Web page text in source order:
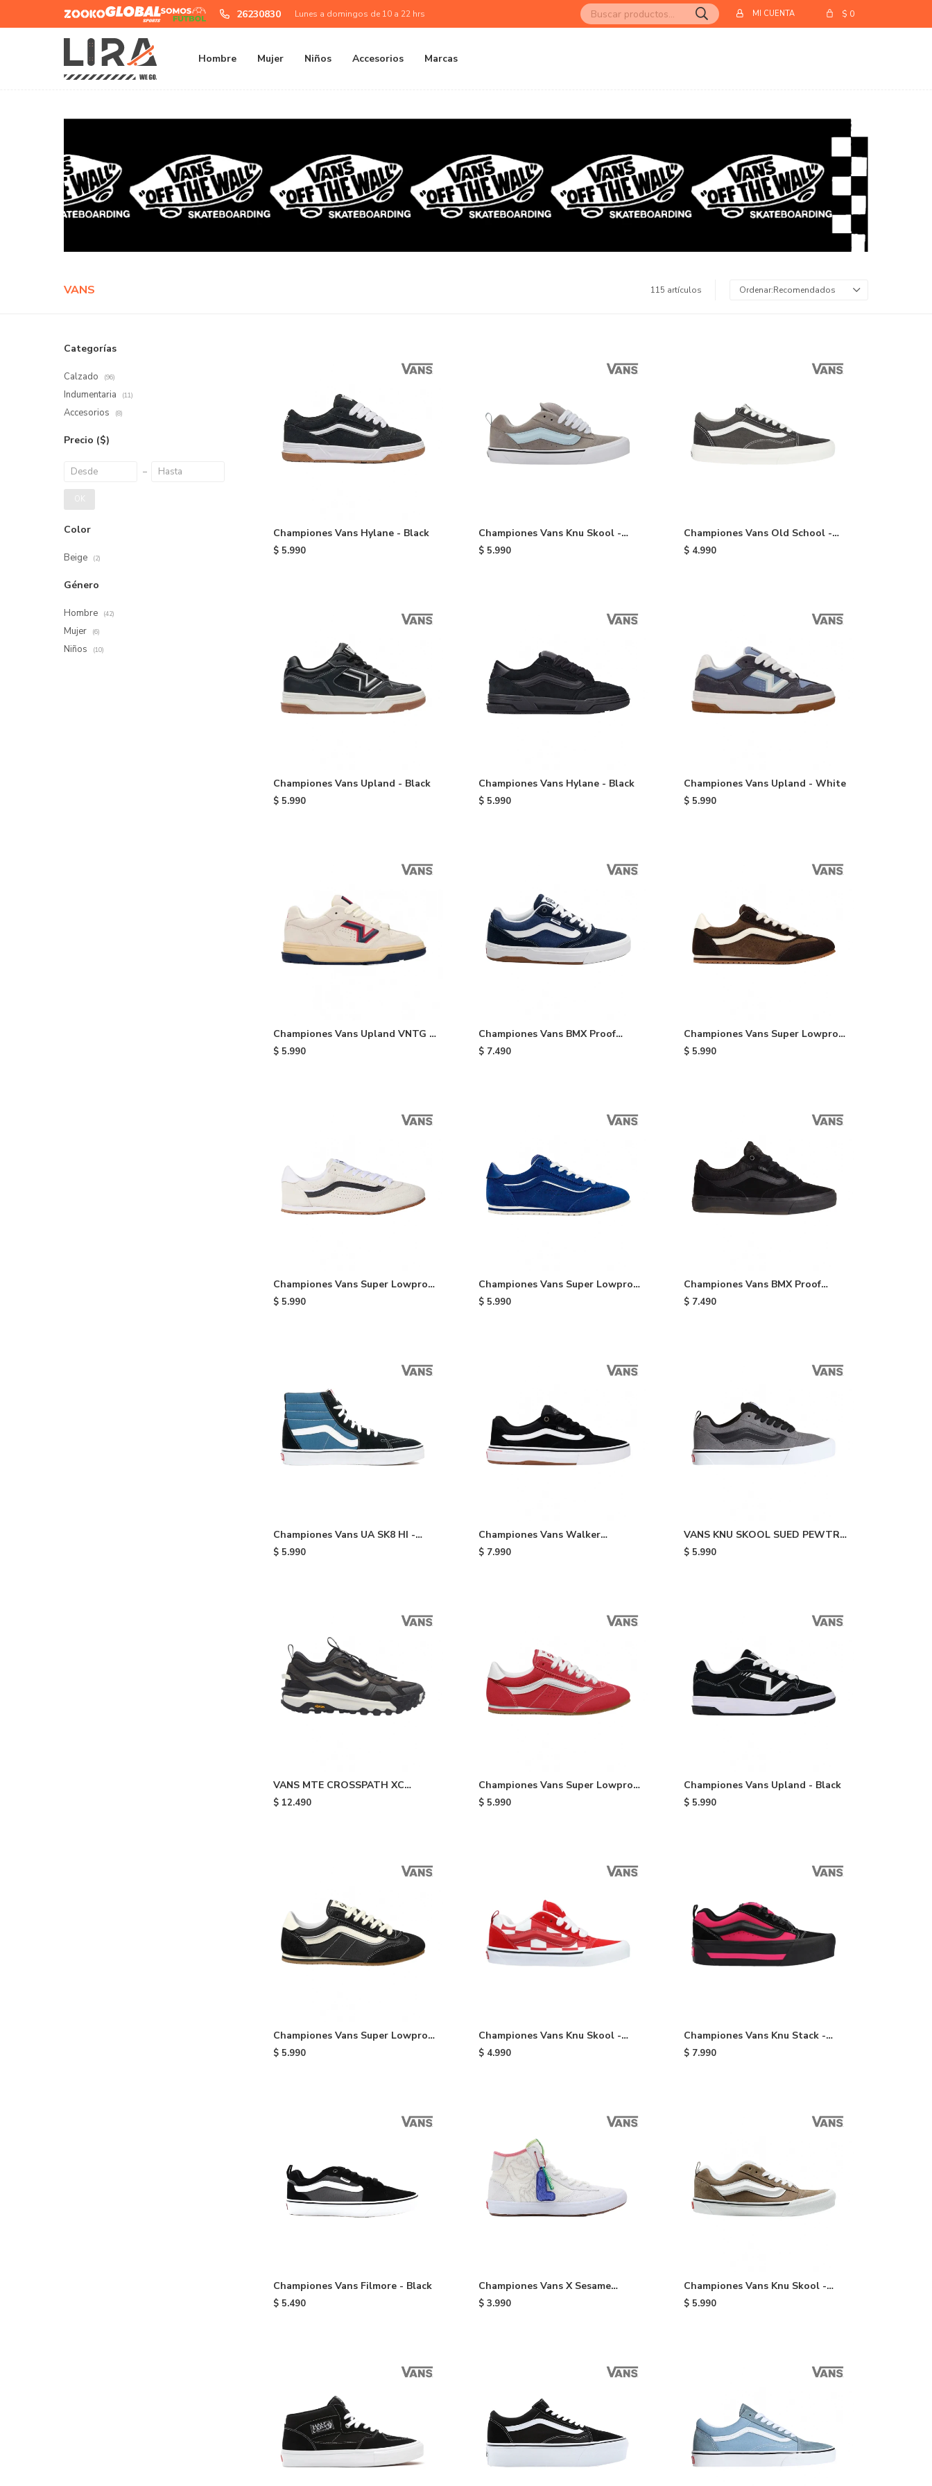
Hombre Mujer Niños Accesorios Marcas
$ 0
Futbol
26230830 Lunes a domingos de 10 a 22 hrs
VANS 115 artículos Recomendados
Championes Vans Hylane - Black
$ 5.990
Championes Vans Knu Skool -
Black
$ 5.990
Championes Vans Old School -
Black
$ 4.990
Championes Vans Upland - Black
$ 5.990
Championes Vans Hylane - Black
$ 5.990
Championes Vans Upland - White
$ 5.990
Championes Vans Upland VNTG -
White
$ 5.990
Championes Vans BMX Proof
Wafflecup - Black
$ 7.490
Championes Vans Super Lowpro -
Brown
$ 5.990
Championes Vans Super Lowpro -
Cream
$ 5.990
Championes Vans Super Lowpro -
Indigo
$ 5.990
Championes Vans BMX Proof
Wafflecup - Black
$ 7.490
Championes Vans UA SK8 HI -
Navy
$ 5.990
Championes Vans Walker
Wafflecup - Black
$ 7.990
VANS KNU SKOOL SUED PEWTR -
Grey & Black
$ 5.990
VANS MTE CROSSPATH XC
WASHED - Black
$ 12.490
Championes Vans Super Lowpro -
Red
$ 5.990
Championes Vans Upland - Black
$ 5.990
Championes Vans Super Lowpro -
Black
$ 5.990
Championes Vans Knu Skool -
Red
$ 4.990
Championes Vans Knu Stack -
Black
$ 7.990
Championes Vans Filmore - Black
$ 5.490
Championes Vans X Sesame
Street Lizzie - Multi Colors
$ 3.990
Championes Vans Knu Skool -
Brown
$ 5.990
Categorías
Calzado (96)
Indumentaria (11)
Accesorios (8)
Precio ($)
OK
Color
Beige (2)
Género
Hombre (42)
Mujer (6)
Niños (10)